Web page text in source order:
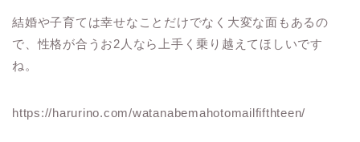
結婚や子育ては幸せなことだけでなく大変な面もあるの
で、性格が合うお2人なら上手く乗り越えてほしいです
ね。
https://harurino.com/watanabemahotomailfifthteen/